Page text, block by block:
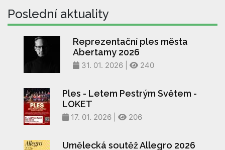
Poslední aktuality
Reprezentační ples města
Abertamy 2026
31. 01. 2026 | 240
Ples - Letem Pestrým Světem -
LOKET
17. 01. 2026 | 206
Umělecká soutěž Allegro 2026